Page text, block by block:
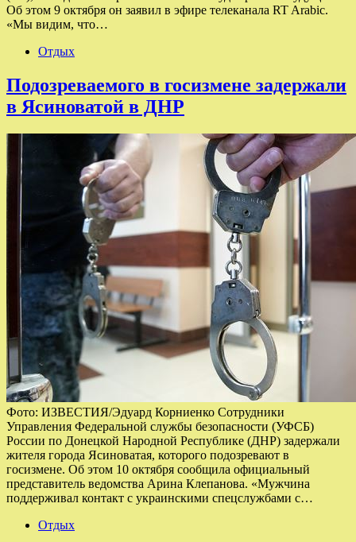
Об этом 9 октября он заявил в эфире телеканала RT Arabic.
«Мы видим, что…
Отдых
Подозреваемого в госизмене задержали
в Ясиноватой в ДНР
Фото: ИЗВЕСТИЯ/Эдуард Корниенко Сотрудники
Управления Федеральной службы безопасности (УФСБ)
России по Донецкой Народной Республике (ДНР) задержали
жителя города Ясиноватая, которого подозревают в
госизмене. Об этом 10 октября сообщила официальный
представитель ведомства Арина Клепанова. «Мужчина
поддерживал контакт с украинскими спецслужбами с…
Отдых